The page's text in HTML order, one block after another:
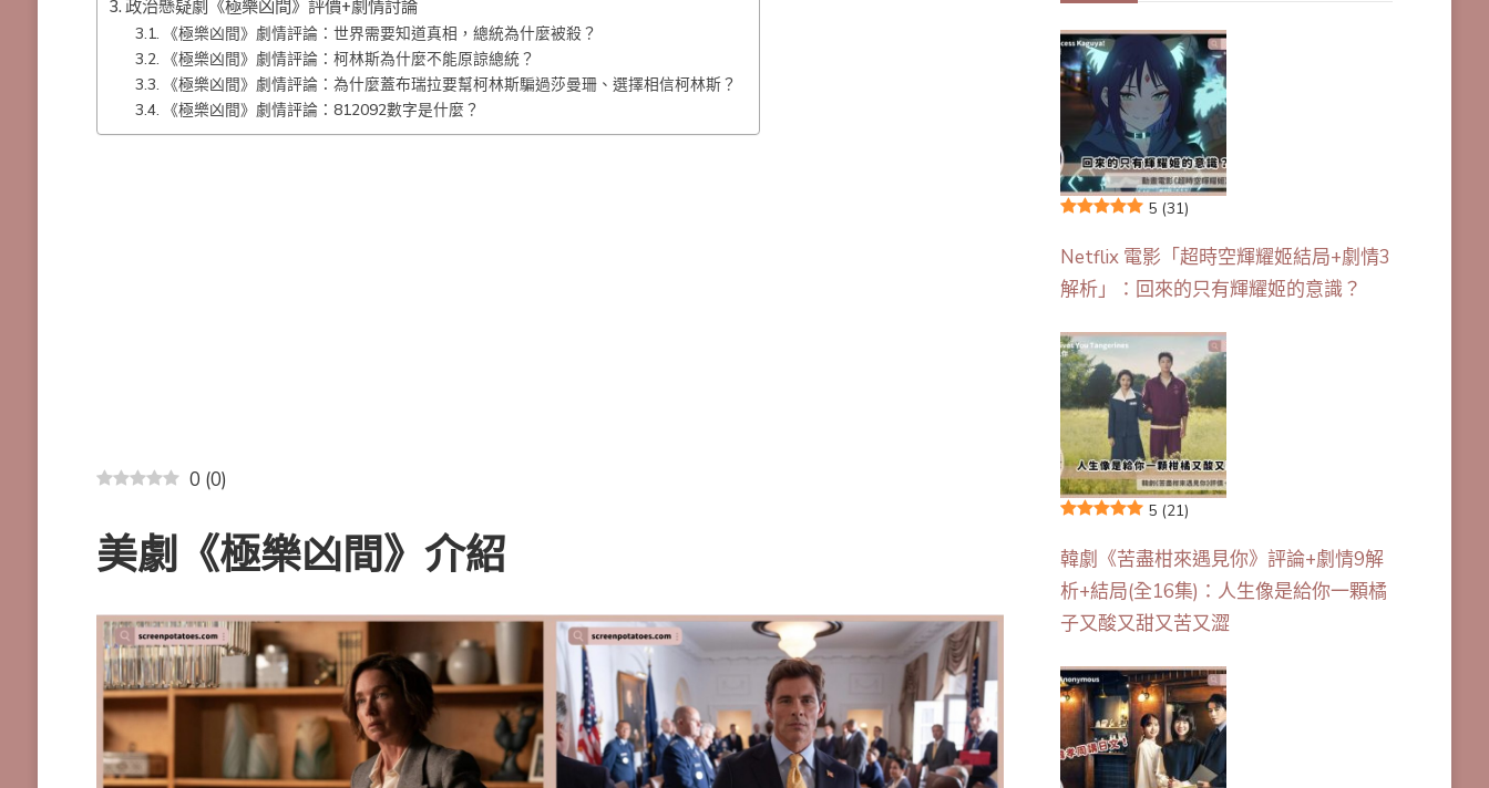
政治懸疑劇《極樂凶間》評價+劇情討論
《極樂凶間》劇情評論：世界需要知道真相，總統為什麼被殺？
《極樂凶間》劇情評論：柯林斯為什麼不能原諒總統？
《極樂凶間》劇情評論：為什麼蓋布瑞拉要幫柯林斯騙過莎曼珊、選擇相信柯林斯？
《極樂凶間》劇情評論：812092數字是什麼？
0 (0)
美劇《極樂凶間》介紹
5 (31)
Netflix 電影「超時空輝耀姬結局+劇情3
解析」：回來的只有輝耀姬的意識？
5 (21)
韓劇《苦盡柑來遇見你》評論+劇情9解
析+結局(全16集)：人生像是給你一顆橘
子又酸又甜又苦又澀